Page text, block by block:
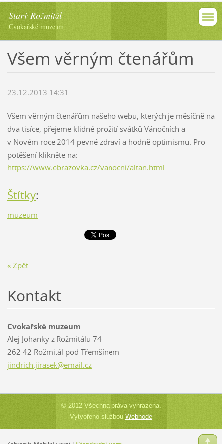
Starý Rožmitál
Cvokařské muzeum
Všem věrným čtenářům
23.12.2013 14:31
Všem věrným čtenářům našeho webu, kterých je měsíčně na
dva tisíce, přejeme klidné prožití svátků Vánočních a
v Novém roce 2014 pevné zdraví a hodně optimismu. Pro
potěšení klikněte na:
https://www.obrazovka.cz/vanocni/altan.html
Štítky:
muzeum
« Zpět
Kontakt
Cvokařské muzeum
Alej Johanky z Rožmitálu 74
262 42 Rožmitál pod Třemšínem
jindrich.jirasek@email.cz
© 2012 Všechna práva vyhrazena.
Vytvořeno službouWebnode